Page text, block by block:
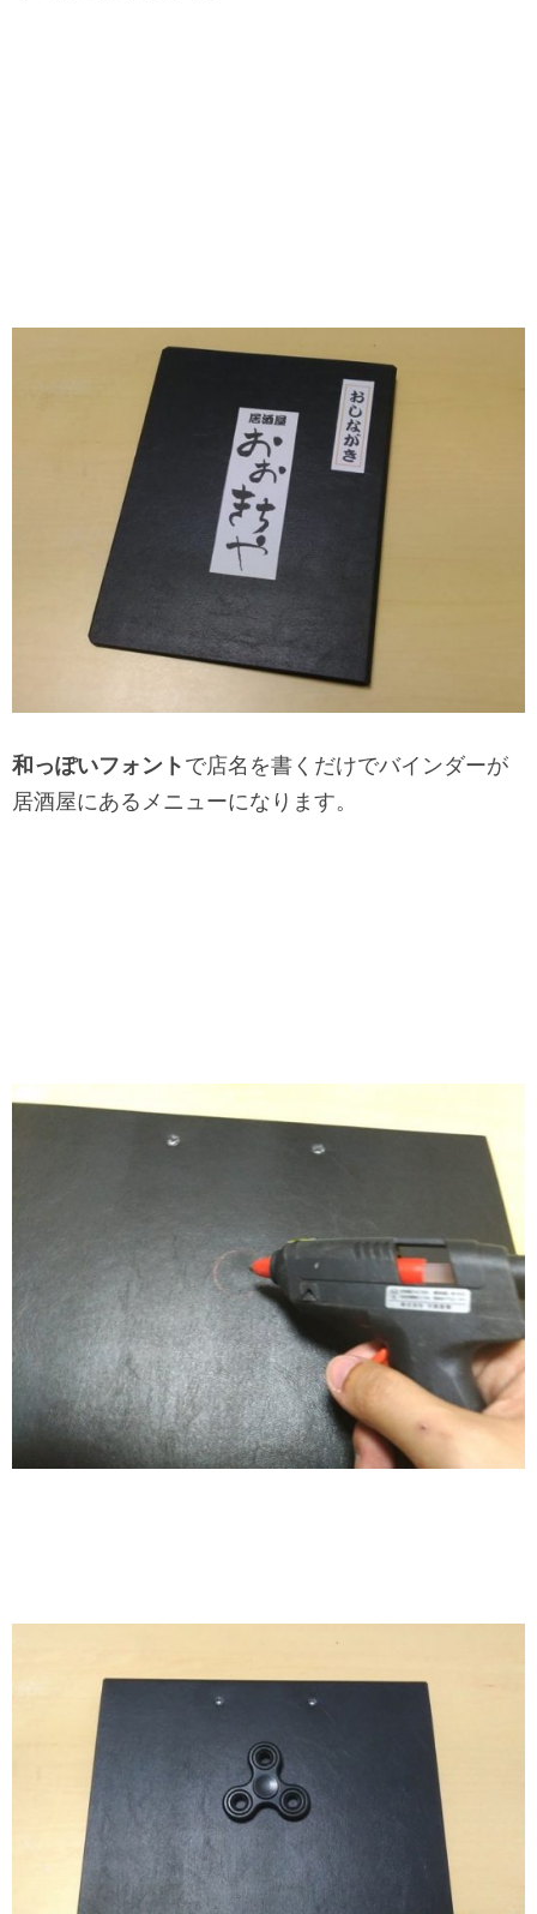
和っぽいフォントで店名を書くだけでバインダーが
居酒屋にあるメニューになります。